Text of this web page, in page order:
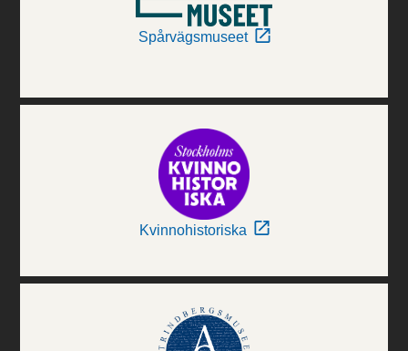
Spårvägsmuseet
Kvinnohistoriska